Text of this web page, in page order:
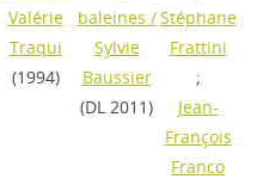
Valérie
Traqui
(1994)
baleines /
Sylvie
Baussier
(DL 2011)
Stéphane
Frattini
;
Jean-
François
Franco